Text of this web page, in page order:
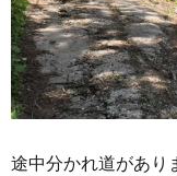
途中分かれ道があり